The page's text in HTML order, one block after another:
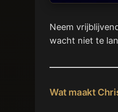
Neem
wacht niet te
Wat maakt